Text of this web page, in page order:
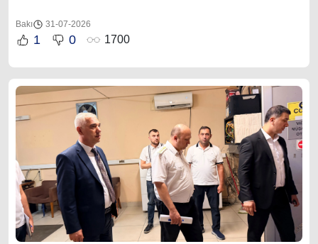
Bakı 31-07-2026
1 0 1700